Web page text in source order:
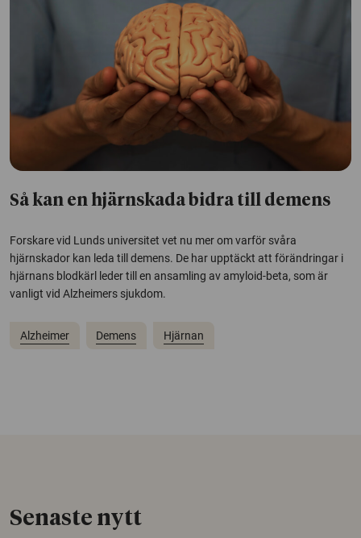
Så kan en hjärnskada bidra till demens
Forskare vid Lunds universitet vet nu mer om varför svåra
hjärnskador kan leda till demens. De har upptäckt att förändringar i
hjärnans blodkärl leder till en ansamling av amyloid-beta, som är
vanligt vid Alzheimers sjukdom.
Alzheimer Demens Hjärnan
Senaste nytt